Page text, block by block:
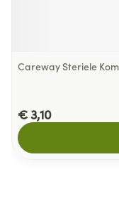
Careway Steriele
€ 3,10